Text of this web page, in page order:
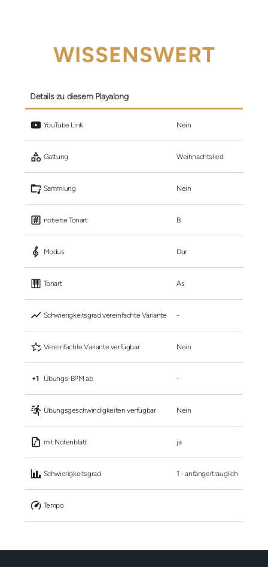
WISSENSWERT
Details zu diesem Playalong
YouTube Link Nein
Gattung Weihnachtslied
Sammlung Nein
notierte Tonart B
Modus Dur
Tonart As
Schwierigkeitsgrad vereinfachte Variante -
Vereinfachte Variante verfügbar Nein
Übungs-BPM ab -
Übungsgeschwindigkeiten verfügbar Nein
mit Notenblatt ja
Schwierigkeitsgrad 1 - anfängertrauglich
Tempo